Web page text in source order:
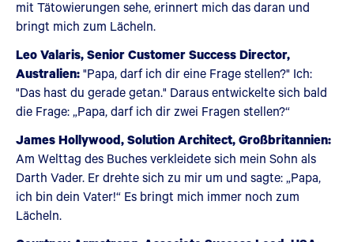
mit Tätowierungen sehe, erinnert mich das daran und
bringt mich zum Lächeln.
Leo Valaris, Senior Customer Success Director,
Australien:"Papa, darf ich dir eine Frage stellen?" Ich:
"Das hast du gerade getan." Daraus entwickelte sich bald
die Frage: „Papa, darf ich dir zwei Fragen stellen?“
James Hollywood, Solution Architect, Großbritannien:
Am Welttag des Buches verkleidete sich mein Sohn als
Darth Vader. Er drehte sich zu mir um und sagte: „Papa,
ich bin dein Vater!“ Es bringt mich immer noch zum
Lächeln.